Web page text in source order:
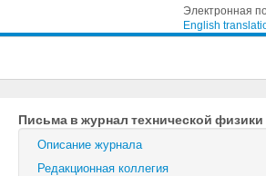
Электронная
English
Журнал технической физики
Письма в Журнал технической
Письма в журнал технической физики
Описание журнала
Редакционная коллегия